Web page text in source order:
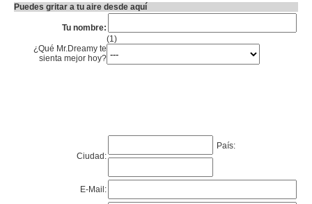
Puedes gritar a tu aire desde aquí
Tu nombre:
(1)
¿Qué Mr.Dreamy te
sienta mejor hoy?
Ciudad:
País:
E-Mail: